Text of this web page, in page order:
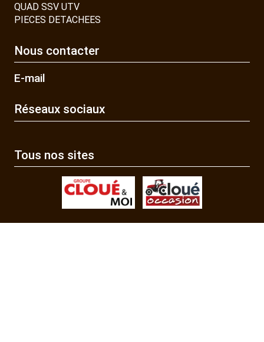
QUAD SSV UTV
PIECES DETACHEES
Nous contacter
E-mail
Réseaux sociaux
Tous nos sites